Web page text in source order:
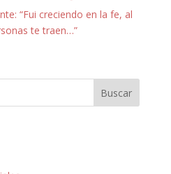
“Fui creciendo en la fe, al
te traen…”